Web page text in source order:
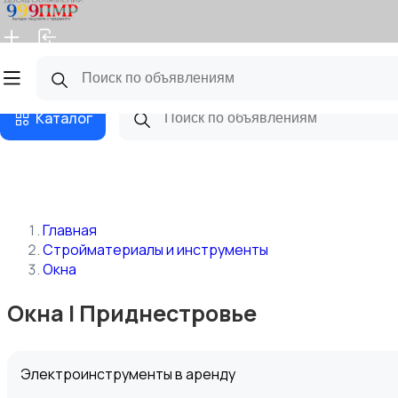
Главная
Каталог
Главная
Стройматериалы и инструменты
Окна
Окна | Приднестровье
Электроинструменты в аренду